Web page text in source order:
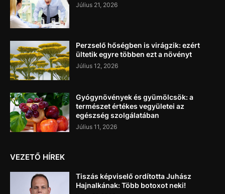
Július 21, 2026
Perzselő hőségben is virágzik: ezért
ültetik egyre többen ezt a növényt
Július 12, 2026
Gyógynövények és gyümölcsök: a
természet értékes vegyületei az
egészség szolgálatában
Július 11, 2026
VEZETŐ HÍREK
Tiszás képviselő ordította Juhász
Hajnalkának: Több botoxot neki!